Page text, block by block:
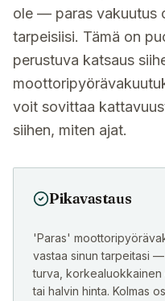
ole — paras vakuutus
tarpeisiisi. Tämä on
perustuva katsaus
voit sovittaa
siihen, miten ajat.
Pikavastaus
'Paras'
vastaa sinun tarpeitasi
turva,
tai halvin hinta. Kolmas